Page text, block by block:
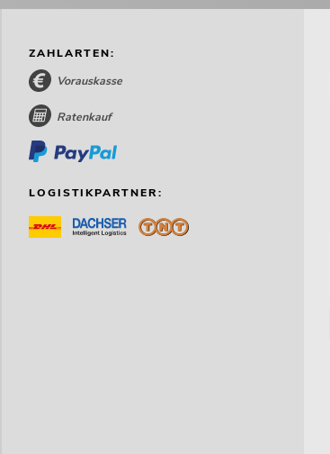
ZAHLARTEN:
Vorauskasse
Ratenkauf
LOGISTIKPARTNER: